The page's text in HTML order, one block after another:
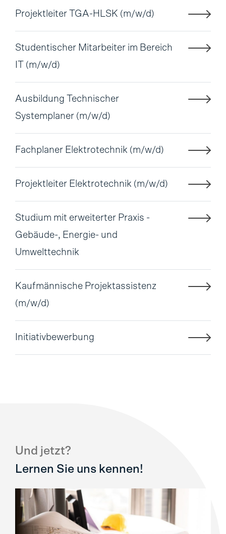
Projektleiter TGA-HLSK (m/w/d)
Studentischer Mitarbeiter im Bereich
IT (m/w/d)
Ausbildung Technischer
Systemplaner (m/w/d)
Fachplaner Elektrotechnik (m/w/d)
Projektleiter Elektrotechnik (m/w/d)
Studium mit erweiterter Praxis -
Gebäude-, Energie- und
Umwelttechnik
Kaufmännische Projektassistenz
(m/w/d)
Initiativbewerbung
Und jetzt?
Lernen Sie uns kennen!